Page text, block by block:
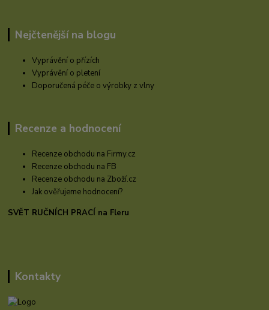
Nejčtenější na blogu
Vyprávění o přízích
Vyprávění o pletení
Doporučená péče o výrobky z vlny
Recenze a hodnocení
Recenze obchodu na Firmy.cz
Recenze obchodu na FB
Recenze obchodu na Zboží.cz
Jak ověřujeme hodnocení?
SVĚT RUČNÍCH PRACÍ na Fleru
Kontakty